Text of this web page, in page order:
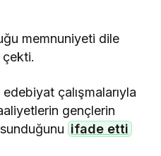
memnuniyeti dile
çalışmalarıyla
gençlerin
sunduğunu ifade etti